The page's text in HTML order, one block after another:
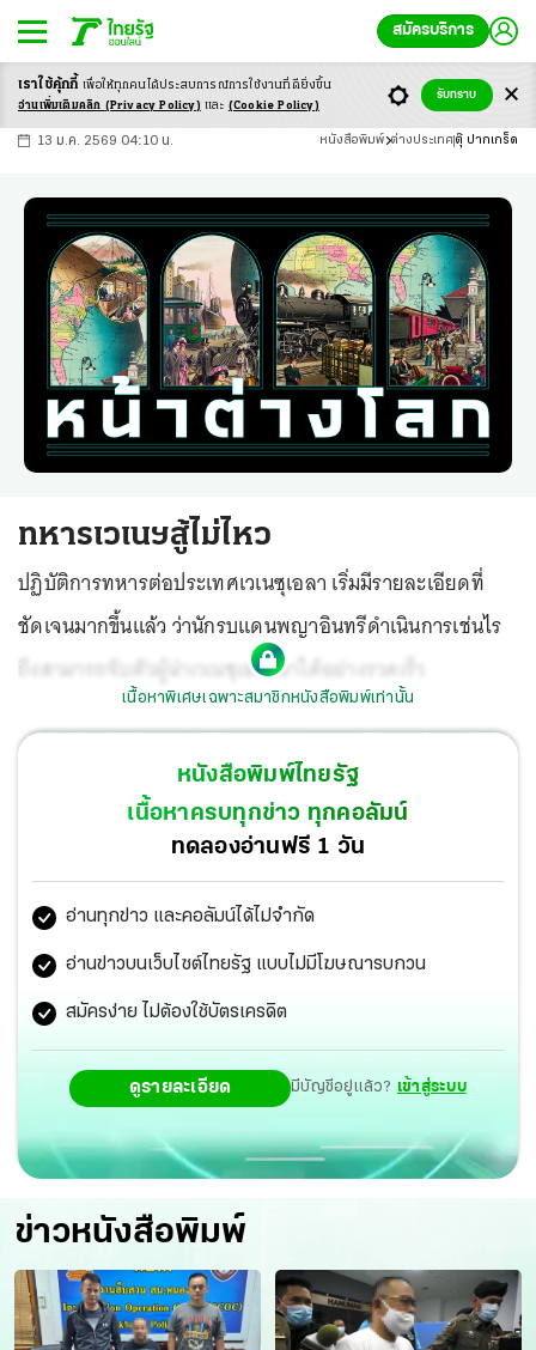
สมัครบริการ
-ก ก ก+
13 ม.ค. 2569 04:10 น. หนังสือพิมพ์ ต่างประเทศ ตุ๊ ปากเกร็ด
ทหารเวเนฯสู้ไม่ไหว
ปฏิบัติการทหารต่อประเทศเวเนซุเอลา เริ่มมีรายละเอียดที่
ชัดเจนมากขึ้นแล้ว ว่านักรบแดนพญาอินทรีดำเนินการเช่นไร
ถึงสามารถจับตัวผู้นำเวเนซุเอลามาได้อย่างรวดเร็ว
เนื้อหาพิเศษเฉพาะสมาชิกหนังสือพิมพ์เท่านั้น
หนังสือพิมพ์ไทยรัฐ
เนื้อหาครบทุกข่าว ทุกคอลัมน์
ทดลองอ่านฟรี 1 วัน
อ่านทุกข่าว และคอลัมน์ได้ไม่จำกัด
อ่านข่าวบนเว็บไซต์ไทยรัฐ แบบไม่มีโฆษณารบกวน
สมัครง่าย ไม่ต้องใช้บัตรเครดิต
ดูรายละเอียด มีบัญชีอยู่แล้ว? เข้าสู่ระบบ
ข่าวหนังสือพิมพ์
เราใช้คุ้กกี้ เพื่อให้ทุกคนได้ประสบการณ์การใช้งานที่ดียิ่งขึ้น
อ่านเพิ่มเติมคลิก (Privacy Policy) และ (Cookie Policy)
รับทราบ